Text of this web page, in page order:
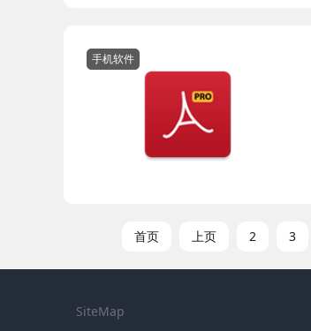
手机软件
首页 上页 2 3
SiteMap